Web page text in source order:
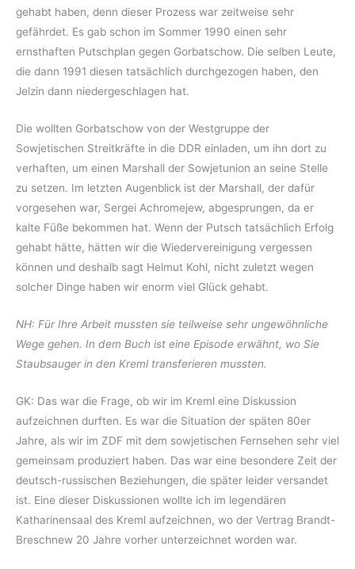
gehabt haben, denn dieser Prozess war zeitweise sehr
gefährdet. Es gab schon im Sommer 1990 einen sehr
ernsthaften Putschplan gegen Gorbatschow. Die selben Leute,
die dann 1991 diesen tatsächlich durchgezogen haben, den
Jelzin dann niedergeschlagen hat.
Die wollten Gorbatschow von der Westgruppe der
Sowjetischen Streitkräfte in die DDR einladen, um ihn dort zu
verhaften, um einen Marshall der Sowjetunion an seine Stelle
zu setzen. Im letzten Augenblick ist der Marshall, der dafür
vorgesehen war, Sergei Achromejew, abgesprungen, da er
kalte Füße bekommen hat. Wenn der Putsch tatsächlich Erfolg
gehabt hätte, hätten wir die Wiedervereinigung vergessen
können und deshalb sagt Helmut Kohl, nicht zuletzt wegen
solcher Dinge haben wir enorm viel Glück gehabt.
NH: Für Ihre Arbeit mussten sie teilweise sehr ungewöhnliche
Wege gehen. In dem Buch ist eine Episode erwähnt, wo Sie
Staubsauger in den Kreml transferieren mussten.
GK: Das war die Frage, ob wir im Kreml eine Diskussion
aufzeichnen durften. Es war die Situation der späten 80er
Jahre, als wir im ZDF mit dem sowjetischen Fernsehen sehr viel
gemeinsam produziert haben. Das war eine besondere Zeit der
deutsch-russischen Beziehungen, die später leider versandet
ist. Eine dieser Diskussionen wollte ich im legendären
Katharinensaal des Kreml aufzeichnen, wo der Vertrag Brandt-
Breschnew 20 Jahre vorher unterzeichnet worden war.